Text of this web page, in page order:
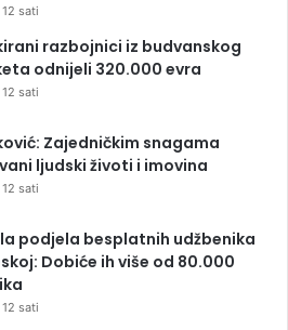
sati
razbojnici iz budvanskog
odnijeli 320.000 evra
sati
Zajedničkim snagama
ljudski životi i imovina
sati
podjela besplatnih udžbenika
Dobiće ih više od 80.000
sati